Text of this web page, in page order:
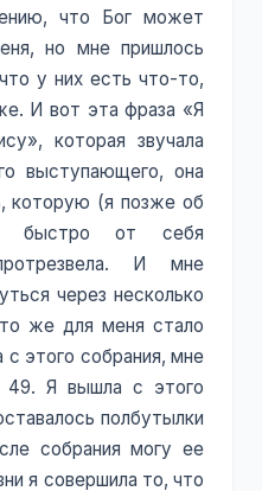
что Бог может
но мне пришлось
у них есть что-то,
И вот эта фраза «Я
которая звучала
выступающего, она
которую (я позже об
быстро от себя
И мне
через несколько
же для меня стало
этого собрания, мне
Я вышла с этого
полбутылки
собрания могу ее
я совершила то, что